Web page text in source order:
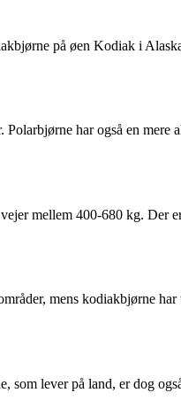
på øen Kodiak i
har også en mere
mellem 400-680 kg. Der
mens kodiakbjørne har
lever på land, er dog